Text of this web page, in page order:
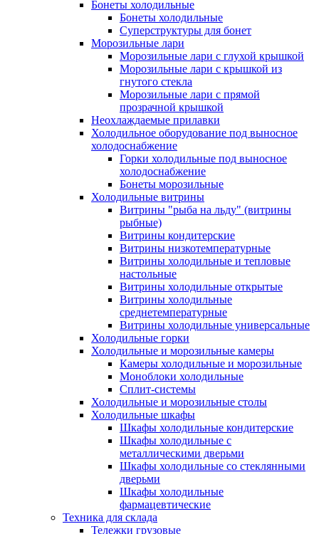
Бонеты холодильные
Бонеты холодильные
Суперструктуры для бонет
Морозильные лари
Морозильные лари с глухой крышкой
Морозильные лари с крышкой из
гнутого стекла
Морозильные лари с прямой
прозрачной крышкой
Неохлаждаемые прилавки
Холодильное оборудование под выносное
холодоснабжение
Горки холодильные под выносное
холодоснабжение
Бонеты морозильные
Холодильные витрины
Витрины "рыба на льду" (витрины
рыбные)
Витрины кондитерские
Витрины низкотемпературные
Витрины холодильные и тепловые
настольные
Витрины холодильные открытые
Витрины холодильные
среднетемпературные
Витрины холодильные универсальные
Холодильные горки
Холодильные и морозильные камеры
Камеры холодильные и морозильные
Моноблоки холодильные
Сплит-системы
Холодильные и морозильные столы
Холодильные шкафы
Шкафы холодильные кондитерские
Шкафы холодильные с
металлическими дверьми
Шкафы холодильные со стеклянными
дверьми
Шкафы холодильные
фармацевтические
Техника для склада
Тележки грузовые